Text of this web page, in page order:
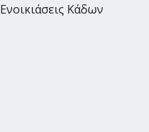
Ενοικιάσεις Κάδων